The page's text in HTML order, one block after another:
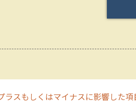
スもしくはマイナスに影響した